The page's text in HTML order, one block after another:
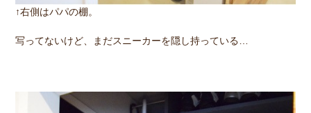
↑右側はパパの棚。
写ってないけど、まだスニーカーを隠し持っている…